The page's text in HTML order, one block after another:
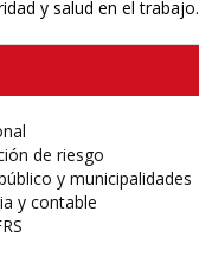
y salud en el trabajo.
de riesgo
y municipalidades
y contable